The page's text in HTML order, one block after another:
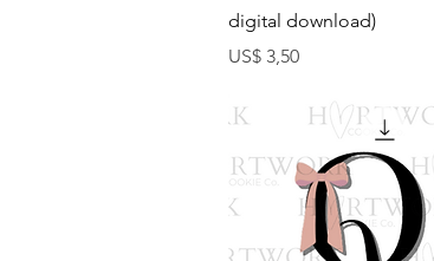
digital download)
Preço
US$ 3,50